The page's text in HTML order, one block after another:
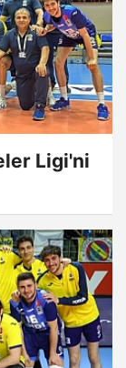
Ligi'ni